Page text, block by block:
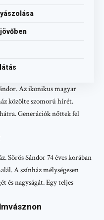
Az ikonikus magyar
közölte szomorú hírét.
Generációk nőttek fel
Sörös Sándor 74 éves korában
A színház mélységesen
és nagyságát. Egy teljes